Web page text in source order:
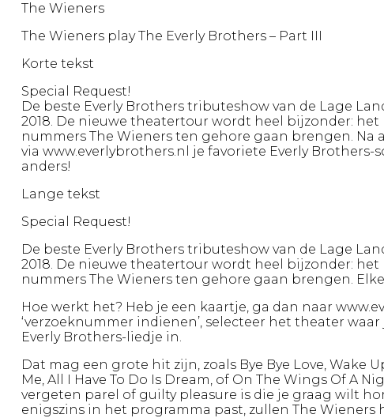
The Wieners
The Wieners play The Everly Brothers – Part III
Korte tekst
Special Request!
De beste Everly Brothers tributeshow van de Lage
2018. De nieuwe theatertour wordt heel bijzonder:
nummers The Wieners ten gehore gaan brengen. Na
via www.everlybrothers.nl je favoriete Everly Brothers-
anders!
Lange tekst
Special Request!
De beste Everly Brothers tributeshow van de Lage
2018. De nieuwe theatertour wordt heel bijzonder:
nummers The Wieners ten gehore gaan brengen.
Hoe werkt het? Heb je een kaartje, ga dan naar
‘verzoeknummer indienen’, selecteer het theater
Everly Brothers-liedje in.
Dat mag een grote hit zijn, zoals Bye Bye Love, Wake
Me, All I Have To Do Is Dream, of On The Wings Of A
vergeten parel of guilty pleasure is die je graag wilt
enigszins in het programma past, zullen The Wieners